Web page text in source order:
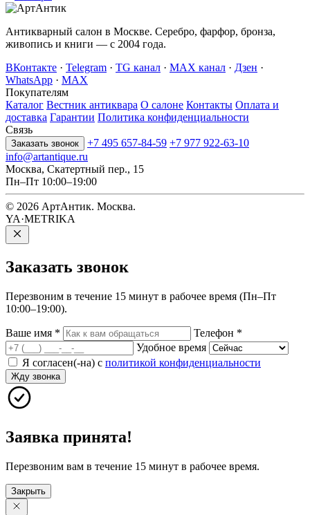
Антикварный салон в Москве. Серебро, фарфор, бронза,
живопись и книги — с 2004 года.
ВКонтакте · Telegram · TG канал · MAX канал · Дзен ·
WhatsApp · MAX
Покупателям
Каталог Вестник антиквара О салоне Контакты Оплата и
доставка Гарантии Политика конфиденциальности
Связь
Заказать звонок +7 495 657-84-59 +7 977 922-63-10
info@artantique.ru
Москва, Скатертный пер., 15
Пн–Пт 10:00–19:00
© 2026 АртАнтик. Москва.
YA·METRIKA
Заказать звонок
Перезвоним в течение 15 минут в рабочее время (Пн–Пт
10:00–19:00).
Ваше имя * Телефон *
Удобное время
Я согласен(-на) с политикой конфиденциальности
Жду звонка
Заявка принята!
Перезвоним вам в течение 15 минут в рабочее время.
Закрыть